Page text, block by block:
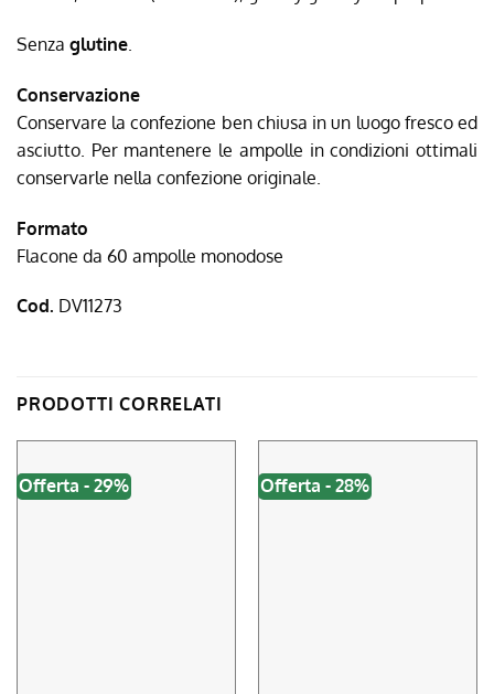
Senza glutine
Conservazione
Conservare la confezione ben chiusa in un luogo fresco ed
asciutto. Per mantenere le ampolle in condizioni ottimali
conservarle nella confezione originale.
Formato
Flacone da 60 ampolle monodose
Cod. DV11273
PRODOTTI CORRELATI
Offerta - 29% Offerta - 28%